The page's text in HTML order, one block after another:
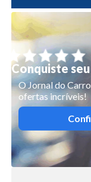
Conquiste
O Jornal do
ofertas incríveis!